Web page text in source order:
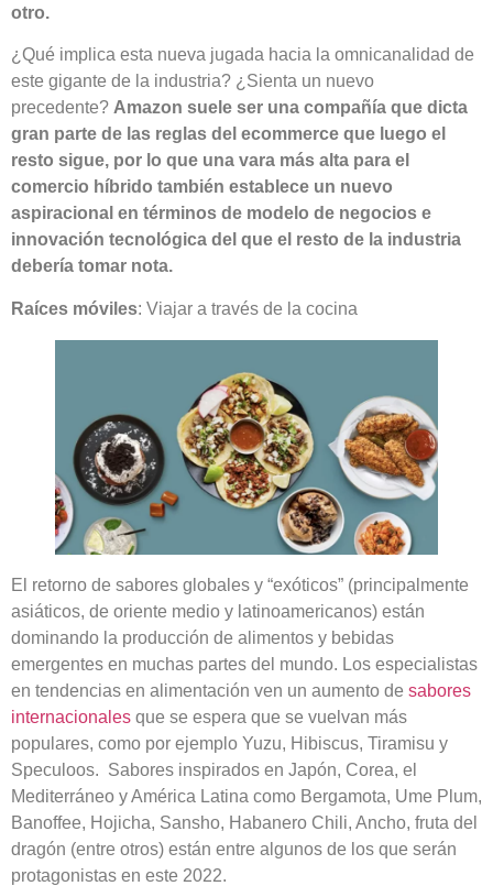
otro.
¿Qué implica esta nueva jugada hacia la omnicanalidad de
este gigante de la industria? ¿Sienta un nuevo
precedente? Amazon suele ser una compañía que dicta
gran parte de las reglas del ecommerce que luego el
resto sigue, por lo que una vara más alta para el
comercio híbrido también establece un nuevo
aspiracional en términos de modelo de negocios e
innovación tecnológica del que el resto de la industria
debería tomar nota.
Raíces móviles: Viajar a través de la cocina
El retorno de sabores globales y “exóticos” (principalmente
asiáticos, de oriente medio y latinoamericanos) están
dominando la producción de alimentos y bebidas
emergentes en muchas partes del mundo. Los especialistas
en tendencias en alimentación ven un aumento de sabores
internacionales que se espera que se vuelvan más
populares, como por ejemplo Yuzu, Hibiscus, Tiramisu y
Speculoos. Sabores inspirados en Japón, Corea, el
Mediterráneo y América Latina como Bergamota, Ume Plum,
Banoffee, Hojicha, Sansho, Habanero Chili, Ancho, fruta del
dragón (entre otros) están entre algunos de los que serán
protagonistas en este 2022.